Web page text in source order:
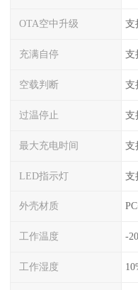
OTA空中升级 支
充满自停 支
空载判断 支
过温停止 支
最大充电时间 支
LED指示灯 支
外壳材质
工作温度 -
工作湿度